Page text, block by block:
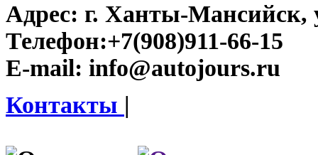
Адрес: г. Ханты-Мансийск,
Телефон:+7(908)911-66-15
E-mail: info@autojours.ru
Контакты |